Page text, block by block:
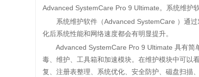
Advanced SystemCare Pro 9 Ultimate。系统维护
系统维护软件（Advanced SystemCare ）通过
化后系统性能和网络速度都会有明显提升。
Advanced SystemCare Pro 9 Ultimate 具有简
毒、维护、工具箱和加速模块。在维护模块中可以
复、注册表整理、系统优化、安全防护、磁盘扫描